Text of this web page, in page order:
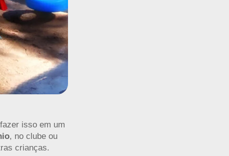
isso em um
, no clube ou
crianças.